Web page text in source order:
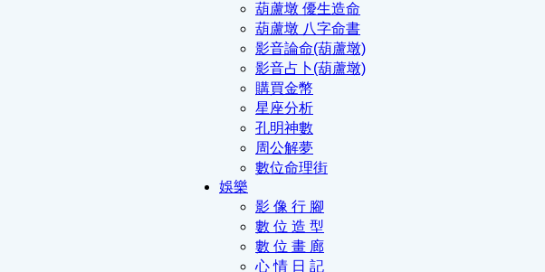
葫蘆墩 優生造命
葫蘆墩 八字命書
影音論命(葫蘆墩)
影音占卜(葫蘆墩)
購買金幣
星座分析
孔明神數
周公解夢
數位命理街
娛樂
影 像 行 腳
數 位 造 型
數 位 畫 廊
心 情 日 記